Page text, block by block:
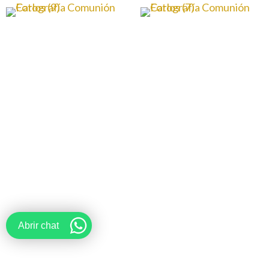
Abrir chat